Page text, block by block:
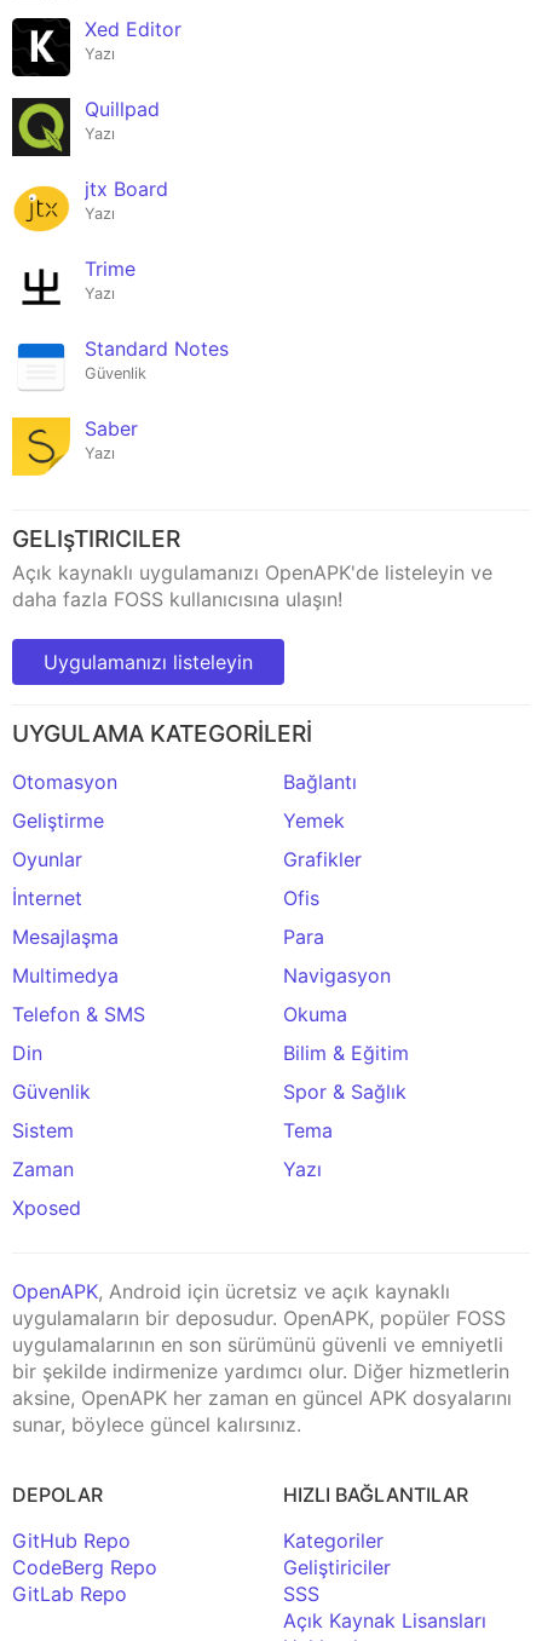
Xed Editor
Yazı
Quillpad
Yazı
jtx Board
Yazı
Trime
Yazı
Standard Notes
Güvenlik
Saber
Yazı
GELIşTIRICILER
Açık kaynaklı uygulamanızı OpenAPK'de listeleyin ve
daha fazla FOSS kullanıcısına ulaşın!
Uygulamanızı listeleyin
UYGULAMA KATEGORİLERİ
Otomasyon
Bağlantı
Geliştirme
Yemek
Oyunlar
Grafikler
İnternet
Ofis
Mesajlaşma
Para
Multimedya
Navigasyon
Telefon & SMS
Okuma
Din
Bilim & Eğitim
Güvenlik
Spor & Sağlık
Sistem
Tema
Zaman
Yazı
Xposed
OpenAPK, Android için ücretsiz ve açık kaynaklı
uygulamaların bir deposudur. OpenAPK, popüler FOSS
uygulamalarının en son sürümünü güvenli ve emniyetli
bir şekilde indirmenize yardımcı olur. Diğer hizmetlerin
aksine, OpenAPK her zaman en güncel APK dosyalarını
sunar, böylece güncel kalırsınız.
DEPOLAR
GitHub Repo
CodeBerg Repo
GitLab Repo
HIZLI BAĞLANTILAR
Kategoriler
Geliştiriciler
SSS
Açık Kaynak Lisansları